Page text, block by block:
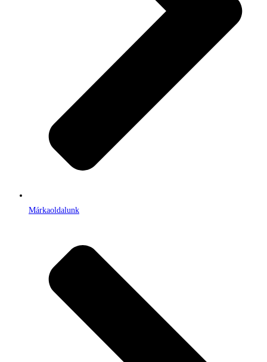
Márkaoldalunk